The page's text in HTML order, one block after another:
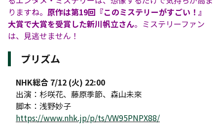
りますね。 原作は第19回『このミステリーがすごい！』
大賞で大賞を受賞した新川帆立さん。ミステリーファン
は、見逃せません！
プリズム
NHK総合 7/12 (火) 22:00
出演：杉咲花、藤原季節、森山未來
脚本：浅野妙子
https://www.nhk.jp/p/ts/VW95PNPX88/